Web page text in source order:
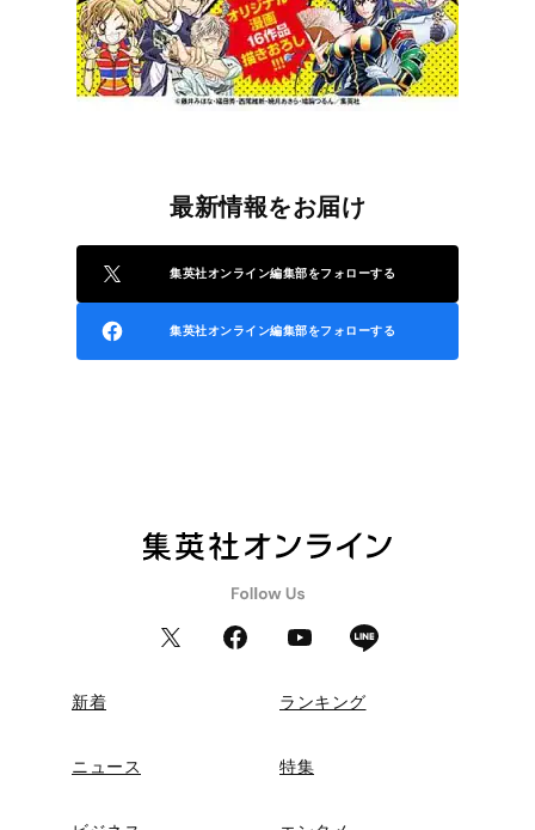
最新情報をお届け
集英社オンライン編集部をフォローする
集英社オンライン編集部をフォローする
新着 ランキング
ニュース 特集